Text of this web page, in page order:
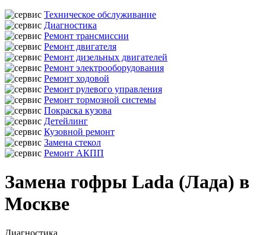
Техническое обслуживание
Диагностика
Ремонт трансмиссии
Ремонт двигателя
Ремонт дизельных двигателей
Ремонт электрооборудования
Ремонт ходовой
Ремонт рулевого управления
Ремонт тормозной системы
Покраска кузова
Детейлинг
Кузовной ремонт
Замена стекол
Ремонт АКПП
Замена гофры Lada (Лада) в
Москве
Диагностика